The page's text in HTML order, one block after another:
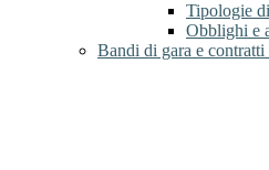
Tipologie
Obblighi e
Bandi di gara e contratti